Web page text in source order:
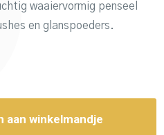
waaiervormig penseel
en glanspoeders.
aan winkelmandje